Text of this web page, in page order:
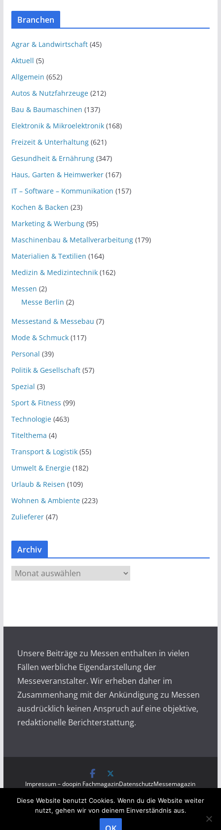
Branchen
Agrar & Landwirtschaft(45)
Aktuell (5)
Allgemein (652)
Autos & Nutzfahrzeuge(212)
Bau & Baumaschinen (137)
Elektronik & Mikroelektronik(168)
Freizeit & Unterhaltung(621)
Gesundheit & Ernährung(347)
Haus, Garten & Heimwerker(167)
IT – Software – Kommunikation (157)
Kochen & Backen (23)
Marketing & Werbung(95)
Maschinenbau & Metallverarbeitung(179)
Materialien & Textilien (164)
Medizin & Medizintechnik(162)
Messen (2)
Messe Berlin (2)
Messestand & Messebau (7)
Mode & Schmuck(117)
Personal (39)
Politik & Gesellschaft(57)
Spezial (3)
Sport & Fitness (99)
Technologie(463)
Titelthema (4)
Transport & Logistik(55)
Umwelt & Energie(182)
Urlaub & Reisen (109)
Wohnen & Ambiente(223)
Zulieferer(47)
Archiv
r
Unsere Beiträge zu Messen enthalten in vielen
Fällen werbliche Eigendarstellung der
Messeveranstalter. Wir erheben daher im
Zusammenhang mit der Ankündigung zu Messen
ausdrücklich keinen Anspruch auf eine objektive,
redaktionelle Berichterstattung.
Impressum – doopin FachmagazinDatenschutzMessemagazin
Copyright © 2026Messen auf doopin.de. All rights
reserved.
Diese Website benutzt Cookies. Wenn du die Website weiter
nutzt, gehen wir von deinem Einverständnis aus.